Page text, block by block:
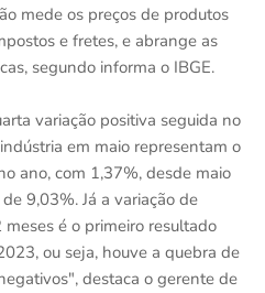
mede os preços de produtos
e fretes, e abrange as
segundo informa o IBGE.
variação positiva seguida no
em maio representam o
ano, com 1,37%, desde maio
9,03%. Já a variação de
é o primeiro resultado
ou seja, houve a quebra de
destaca o gerente de